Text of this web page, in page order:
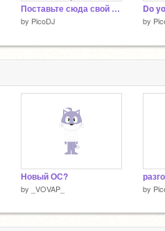
Поставьте сюда свой ОС и я нарисую вашу душу! remix
by PicoDJ by
Новый ОС?
by _VOVAP_ by